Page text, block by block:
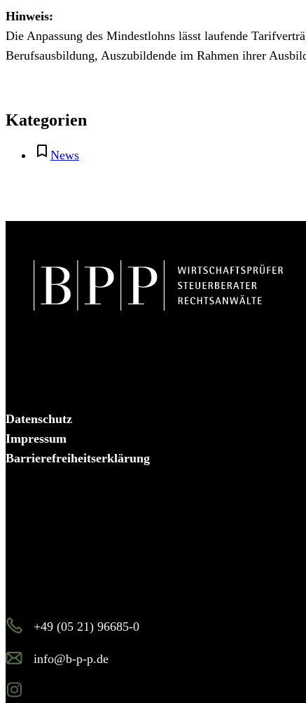
Hinweis:
Die Anpassung des Mindestlohns lässt laufende
Berufsausbildung, Auszubildende im Rahmen ihrer
Kategorien
News
Datenschutz
Impressum
Barrierefreiheitserklärung
+49 (05 21) 96685-0
info@b-p-p.de